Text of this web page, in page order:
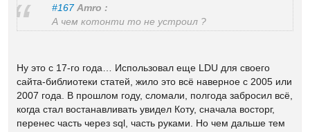
#167 Amro :
А чем котонти то не устроил ?
Ну это с 17-го года… Использовал еще LDU для своего
сайта-библиотеки статей, жило это всё наверное с 2005 или
2007 года. В прошлом году, сломали, полгода забросил всё,
когда стал востанавливать увидел Коту, сначала восторг,
перенес часть через sql, часть руками. Но чем дальше тем